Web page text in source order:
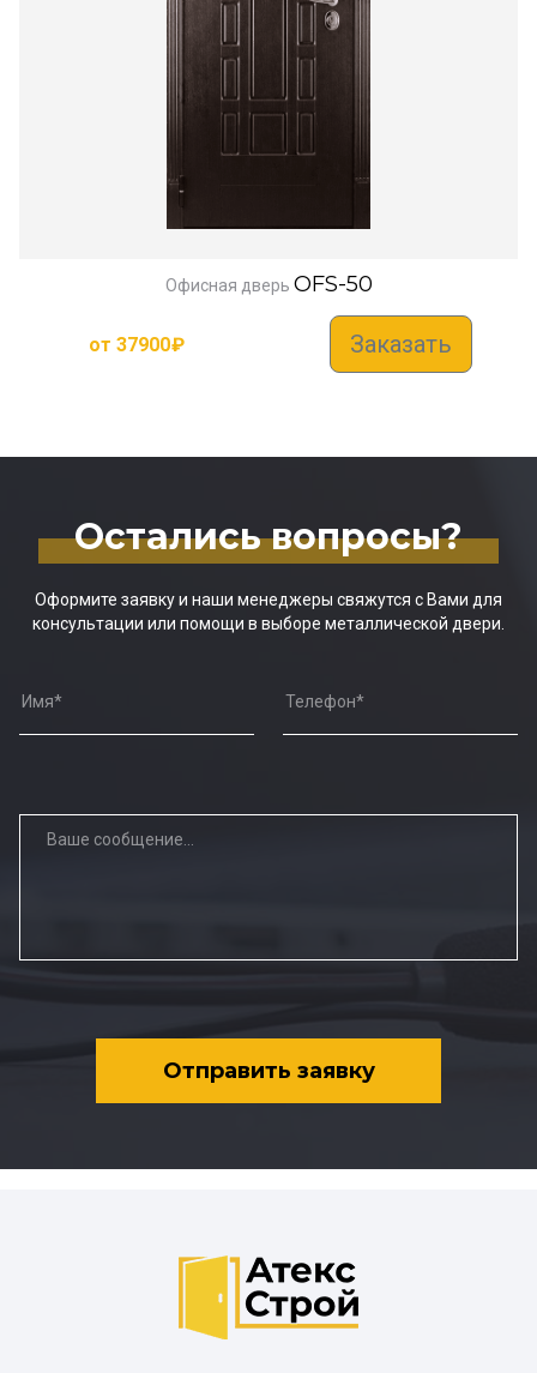
Офисная дверь OFS-50
от 37900₽ Заказать
Остались вопросы?
Оформите заявку и наши менеджеры свяжутся с Вами для
консультации или помощи в выборе металлической двери.
Отправить заявку